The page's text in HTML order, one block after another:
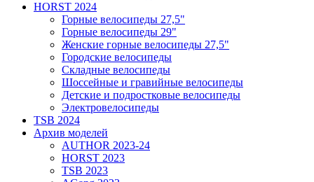
HORST 2024
Горные велосипеды 27,5"
Горные велосипеды 29"
Женские горные велосипеды 27,5"
Городские велосипеды
Складные велосипеды
Шоссейные и гравийные велосипеды
Детские и подростковые велосипеды
Электровелосипеды
TSB 2024
Архив моделей
AUTHOR 2023-24
HORST 2023
TSB 2023